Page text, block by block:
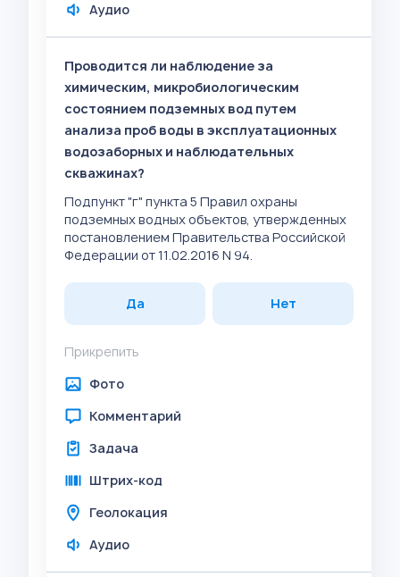
Аудио
Проводится ли наблюдение за
химическим, микробиологическим
состоянием подземных вод путем
анализа проб воды в эксплуатационных
водозаборных и наблюдательных
скважинах?
Подпункт "г" пункта 5 Правил охраны
подземных водных объектов, утвержденных
постановлением Правительства Российской
Федерации от 11.02.2016 N 94.
Да Нет
Прикрепить
Фото
Комментарий
Задача
Штрих-код
Геолокация
Аудио